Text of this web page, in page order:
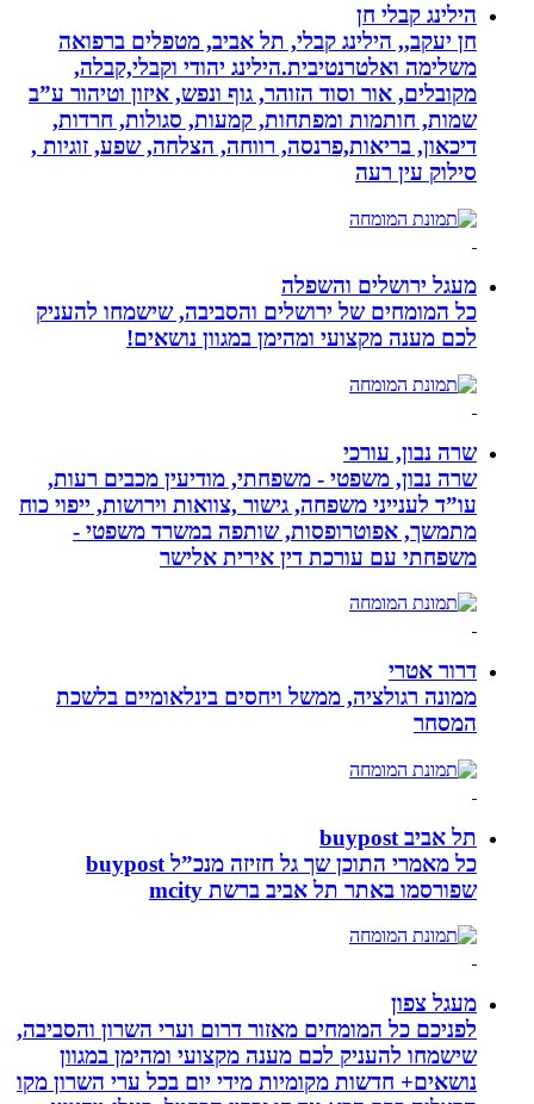
הילינג קבלי חן
חן יעקב,, הילינג קבלי, תל אביב, מטפלים ברפואה
משלימה ואלטרנטיבית.הילינג יהודי וקבלי,קבלה,
מקובלים, אור וסוד הזוהר, גוף ונפש, איזון וטיהור ע”ב
שמות, חותמות ומפתחות, קמעות, סגולות, חרדות,
דיכאון, בריאות,פרנסה, רווחה, הצלחה, שפע, זוגיות ,
סילוק עין רעה
מעגל ירושלים והשפלה
כל המומחים של ירושלים והסביבה, שישמחו להעניק
לכם מענה מקצועי ומהימן במגוון נושאים!
שרה נבון, עורכי
שרה נבון, משפטי - משפחתי, מודיעין מכבים רעות,
עו”ד לענייני משפחה, גישור ,צוואות וירושות, ייפוי כוח
מתמשך, אפוטרופסות, שותפה במשרד משפטי -
משפחתי עם עורכת דין אירית אלישר
דרור אטרי
ממונה רגולציה, ממשל ויחסים בינלאומיים בלשכת
המסחר
תל אביב buypost
כל מאמרי התוכן שך גל חזיזה מנכ”ל buypost
שפורסמו באתר תל אביב ברשת mcity
מעגל צפון
לפניכם כל המומחים מאזור דרום וערי השרון והסביבה,
שישמחו להעניק לכם מענה מקצועי ומהימן במגוון
נושאים+ חדשות מקומיות מידי יום בכל ערי השרון מקו